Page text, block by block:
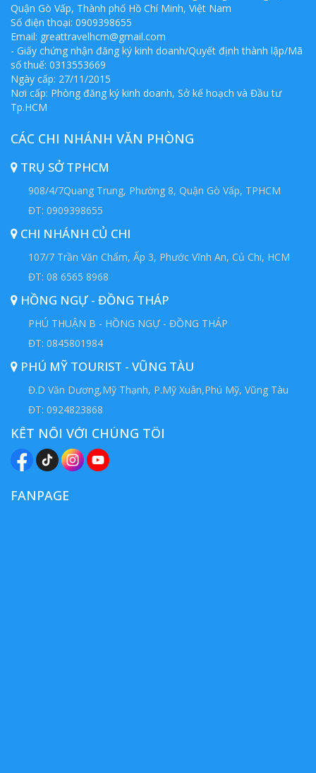
Quận Gò Vấp, Thành phố Hồ Chí Minh, Việt Nam
Số điện thoại: 0909398655
Email: greattravelhcm@gmail.com
- Giấy chứng nhận đăng ký kinh doanh/Quyết định thành lập/Mã
số thuế: 0313553669
Ngày cấp: 27/11/2015
Nơi cấp: Phòng đăng ký kinh doanh, Sở kế hoạch và Đầu tư
Tp.HCM
CÁC CHI NHÁNH VĂN PHÒNG
TRỤ SỞ TPHCM
908/4/7Quang Trung, Phường 8, Quận Gò Vấp, TPHCM
ĐT: 0909398655
CHI NHÁNH CỦ CHI
107/7 Trần Văn Chẩm, Ấp 3, Phước Vĩnh An, Củ Chi, HCM
ĐT: 08 6565 8968
HỒNG NGỰ - ĐỒNG THÁP
PHÚ THUẬN B - HỒNG NGỰ - ĐỒNG THÁP
ĐT: 0845801984
PHÚ MỸ TOURIST - VŨNG TÀU
Đ.D Văn Dương,Mỹ Thạnh, P.Mỹ Xuân,Phú Mỹ, Vũng Tàu
ĐT: 0924823868
KẾT NỐI VỚI CHÚNG TÔI
FANPAGE